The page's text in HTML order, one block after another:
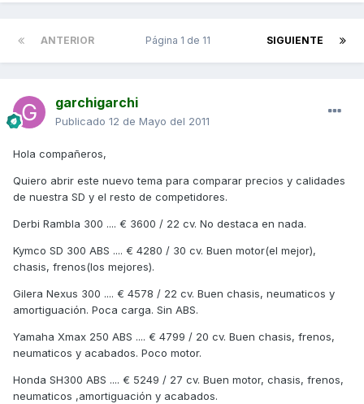
ANTERIOR SIGUIENTE
Página 1 de 11
garchigarchi
Publicado 12 de Mayo del 2011
Hola compañeros,
Quiero abrir este nuevo tema para comparar precios y calidades
de nuestra SD y el resto de competidores.
Derbi Rambla 300 .... € 3600 / 22 cv. No destaca en nada.
Kymco SD 300 ABS .... € 4280 / 30 cv. Buen motor(el mejor),
chasis, frenos(los mejores).
Gilera Nexus 300 .... € 4578 / 22 cv. Buen chasis, neumaticos y
amortiguación. Poca carga. Sin ABS.
Yamaha Xmax 250 ABS .... € 4799 / 20 cv. Buen chasis, frenos,
neumaticos y acabados. Poco motor.
Honda SH300 ABS .... € 5249 / 27 cv. Buen motor, chasis, frenos,
neumaticos ,amortiguación y acabados.